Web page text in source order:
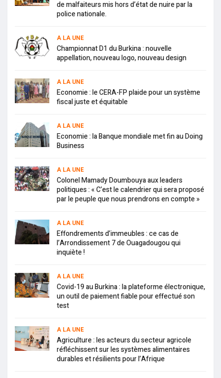
de malfaiteurs mis hors d’état de nuire par la
police nationale.
A LA UNE
Championnat D1 du Burkina : nouvelle
appellation, nouveau logo, nouveau design
A LA UNE
Economie : le CERA-FP plaide pour un système
fiscal juste et équitable
A LA UNE
Economie : la Banque mondiale met fin au Doing
Business
A LA UNE
Colonel Mamady Doumbouya aux leaders
politiques : « C’est le calendrier qui sera proposé
par le peuple que nous prendrons en compte »
A LA UNE
Effondrements d’immeubles : ce cas de
l’Arrondissement 7 de Ouagadougou qui
inquiète !
A LA UNE
Covid-19 au Burkina : la plateforme électronique,
un outil de paiement fiable pour effectué son
test
A LA UNE
Agriculture : les acteurs du secteur agricole
réfléchissent sur les systèmes alimentaires
durables et résilients pour l’Afrique